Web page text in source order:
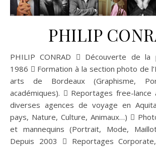
PHILIP
PHILIP CONRAD  Découverte de la photographie en
1986  Formation à la section photo de
arts de Bordeaux (Graphisme,
académiques).  Reportages free-lance
diverses agences de voyage en
pays, Nature, Culture, Animaux…) 
et mannequins (Portrait, Mode,
Depuis 2003  Reportages